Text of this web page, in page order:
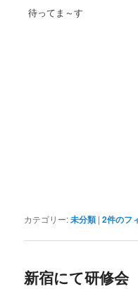
待ってま～す
カテゴリー:未分類 |2件のフ
新宿にて研修会